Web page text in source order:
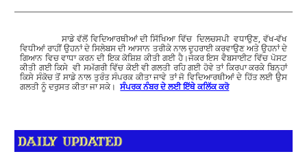
ਸਾਡੇਵੱਲੋਂ ਵਿਦਿਆਰਥੀਆਂ ਦੀ ਸਿੱਖਿਆ ਵਿੱਚ ਦਿਲਚਸਪੀ ਵਧਾਉਣ, ਵੱਖ-ਵੱਖ
ਵਿਧੀਆਂ ਰਾਹੀਂ ਉਹਨਾਂ ਦੇ ਸਿਲੇਬਸ ਦੀ ਆਸਾਨ ਤਰੀਕੇ ਨਾਲ ਦੁਹਰਾਈ ਕਰਵਾਉਣ ਅਤੇ ਉਹਨਾਂ ਦੇ
ਗਿਆਨ ਵਿਚ ਵਾਧਾ ਕਰਨ ਦੀ ਇਕ ਕੋਸ਼ਿਸ਼ ਕੀਤੀ ਗਈ ਹੈ।ਜੇਕਰ ਇਸ ਵੈਬਸਾਈਟ ਵਿੱਚ ਪੋਸਟ
ਕੀਤੀ ਗਈ ਕਿਸੇ ਵੀ ਸਮੱਗਰੀ ਵਿੱਚ ਕੋਈ ਵੀ ਗਲਤੀ ਰਹਿ ਗਈ ਹੋਵੇ ਤਾਂ ਕਿਰਪਾ ਕਰਕੇ ਬਿਨ੍ਹਾਂ
ਕਿਸੇ ਸੰਕੋਚ ਤੋਂ ਸਾਡੇ ਨਾਲ ਤੁਰੰਤਸੰਪਰਕਕੀਤਾ ਜਾਵੇ ਤਾਂ ਜੋ ਵਿਦਿਆਰਥੀਆਂ ਦੇ ਹਿੱਤ ਲਈ ਉਸ
ਗਲਤੀ ਨੂੰ ਦਰੁਸਤ ਕੀਤਾ ਜਾ ਸਕੇ।ਸੰਪਰਕ ਨੰਬਰ ਦੇ ਲਈ ਇੱਥੇ ਕਲਿੱਕ ਕਰੋ